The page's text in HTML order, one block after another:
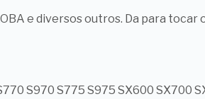
e diversos outros. Da para tocar
S970 S775 S975 SX600 SX700